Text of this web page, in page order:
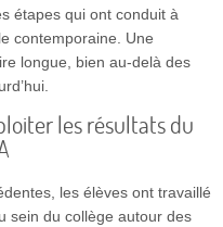
étapes qui ont conduit à
contemporaine. Une
longue, bien au-delà des
les résultats du
les élèves ont travaillé
sein du collège autour des